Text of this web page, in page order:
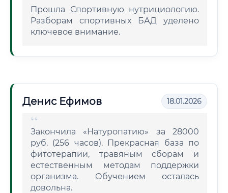
Прошла Спортивную нутрициологию.
Разборам спортивных БАД уделено
ключевое внимание.
Денис Ефимов 18.01.2026
Закончила «Натуропатию» за 28000
руб. (256 часов). Прекрасная база по
фитотерапии, травяным сборам и
естественным методам поддержки
организма. Обучением осталась
довольна.